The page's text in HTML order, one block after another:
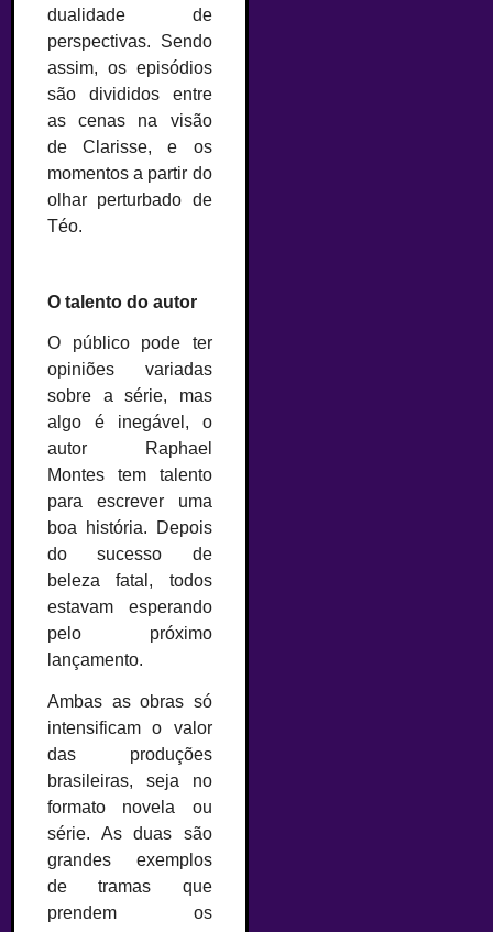
dualidade de
perspectivas. Sendo
assim, os episódios
são divididos entre
as cenas na visão
de Clarisse, e os
momentos a partir do
olhar perturbado de
Téo.
O talento do autor
O público pode ter
opiniões variadas
sobre a série, mas
algo é inegável, o
autor Raphael
Montes tem talento
para escrever uma
boa história. Depois
do sucesso de
beleza fatal, todos
estavam esperando
pelo próximo
lançamento.
Ambas as obras só
intensificam o valor
das produções
brasileiras, seja no
formato novela ou
série. As duas são
grandes exemplos
de tramas que
prendem os